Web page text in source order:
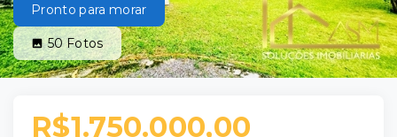
Pronto para morar
50 Fotos
R$1.750.000,00